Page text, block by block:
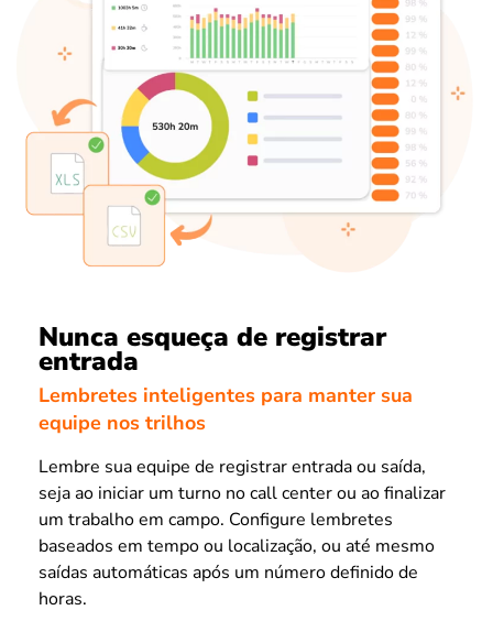
Nunca esqueça de registrar
entrada
Lembretes inteligentes para manter sua
equipe nos trilhos
Lembre sua equipe de registrar entrada ou saída,
seja ao iniciar um turno no call center ou ao finalizar
um trabalho em campo. Configure lembretes
baseados em tempo ou localização, ou até mesmo
saídas automáticas após um número definido de
horas.